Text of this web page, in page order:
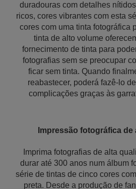
duradouras com detalhes
ricos, cores vibrantes com esta
cores com uma tinta fotográfica
tinta de alto volume
fornecimento de tinta para
fotografias sem se preocupar
ficar sem tinta. Quando
reabastecer, poderá fazê-lo
complicações graças às
Impressão fotográfica de
Imprima fotografias de alta
durar até 300 anos num álbum
série de tintas de cinco cores
preta. Desde a produção de